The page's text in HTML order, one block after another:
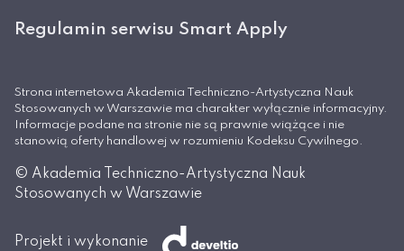
Regulamin serwisu Smart Apply
Strona internetowa Akademia Techniczno-Artystyczna Nauk
Stosowanych w Warszawie ma charakter wyłącznie informacyjny.
Informacje podane na stronie nie są prawnie wiążące i nie
stanowią oferty handlowej w rozumieniu Kodeksu Cywilnego.
© Akademia Techniczno-Artystyczna Nauk
Stosowanych w Warszawie
Projekt i wykonanie